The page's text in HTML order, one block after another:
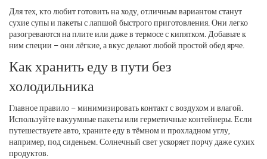
Для тех, кто любит готовить на ходу, отличным вариантом станут
сухие супы и пакеты с лапшой быстрого приготовления. Они легко
разогреваются на плите или даже в термосе с кипятком. Добавьте к
ним специи – они лёгкие, а вкус делают любой простой обед ярче.
Как хранить еду в пути без
холодильника
Главное правило – минимизировать контакт с воздухом и влагой.
Используйте вакуумные пакеты или герметичные контейнеры. Если
путешествуете авто, храните еду в тёмном и прохладном углу,
например, под сиденьем. Солнечный свет ускоряет порчу даже сухих
продуктов.